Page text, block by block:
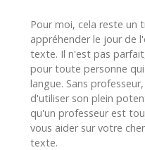
Pour moi, cela reste un
appréhender le jour de
texte. Il n'est pas
pour toute personne
langue. Sans
d'utiliser son plein
qu'un professeur est
vous aider sur votre
texte.